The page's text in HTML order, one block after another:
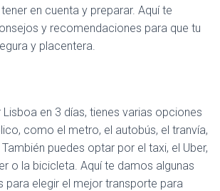
en cuenta y preparar. Aquí te
y recomendaciones para que tu
y placentera.
en 3 días, tienes varias opciones
como el metro, el autobús, el tranvía,
puedes optar por el taxi, el Uber,
o la bicicleta. Aquí te damos algunas
para elegir el mejor transporte para